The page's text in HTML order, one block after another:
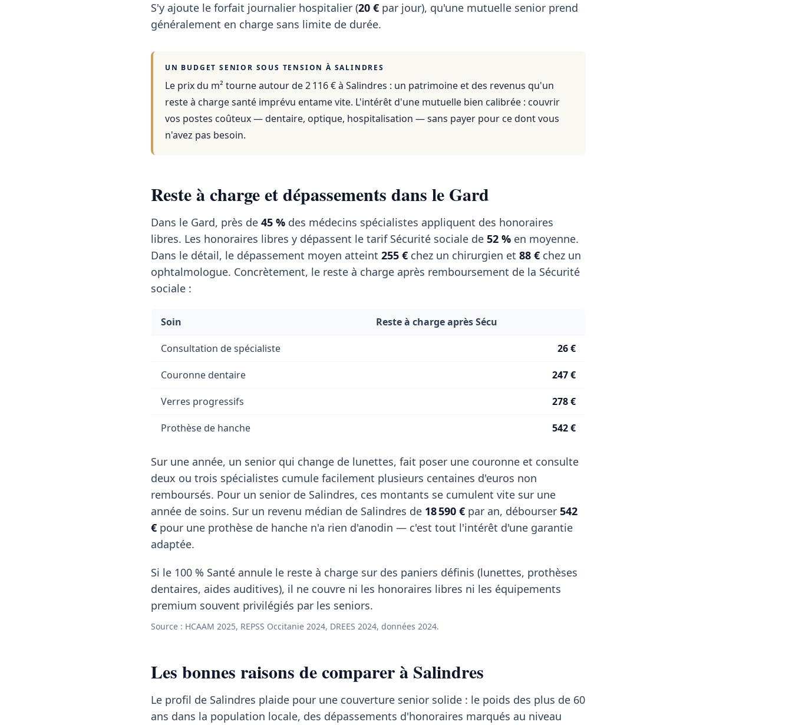
S'y ajoute le forfait journalier hospitalier (20 € par jour), qu'une mutuelle senior prend
généralement en charge sans limite de durée.
UN BUDGET SENIOR SOUS TENSION À SALINDRES
Le prix du m² tourne autour de 2 116 €à Salindres : un patrimoine et des revenus qu'un
reste à charge santé imprévu entame vite. L'intérêt d'une mutuelle bien calibrée : couvrir
vos postes coûteux — dentaire, optique, hospitalisation — sans payer pour ce dont vous
n'avez pas besoin.
Reste à charge et dépassements dans le Gard
Dans le Gard, près de 45 % des médecins spécialistes appliquent des honoraires
libres. Les honoraires libres y dépassent le tarif Sécurité sociale de 52 % en moyenne.
Dans le détail, le dépassement moyen atteint 255 € chez un chirurgien et 88 € chez un
ophtalmologue. Concrètement, le reste à charge après remboursement de la Sécurité
sociale :
Soin Reste à charge après Sécu
Consultation de spécialiste 26 €
Couronne dentaire 247 €
Verres progressifs 278 €
Prothèse de hanche 542 €
Sur une année, un senior qui change de lunettes, fait poser une couronne et consulte
deux ou trois spécialistes cumule facilement plusieurs centaines d'euros non
remboursés. Pour un senior de Salindres, ces montants se cumulent vite sur une
année de soins. Sur un revenu médian de Salindres de 18 590 € par an, débourser 542
€ pour une prothèse de hanche n'a rien d'anodin — c'est tout l'intérêt d'une garantie
adaptée.
Si le 100 % Santé annule le reste à charge sur des paniers définis (lunettes, prothèses
dentaires, aides auditives), il ne couvre ni les honoraires libres ni les équipements
premium souvent privilégiés par les seniors.
Source : HCAAM 2025, REPSS Occitanie 2024, DREES 2024, données 2024.
Les bonnes raisons de comparer à Salindres
Le profil de Salindres plaide pour une couverture senior solide : le poids des plus de 60
ans dans la population locale, des dépassements d'honoraires marqués au niveau